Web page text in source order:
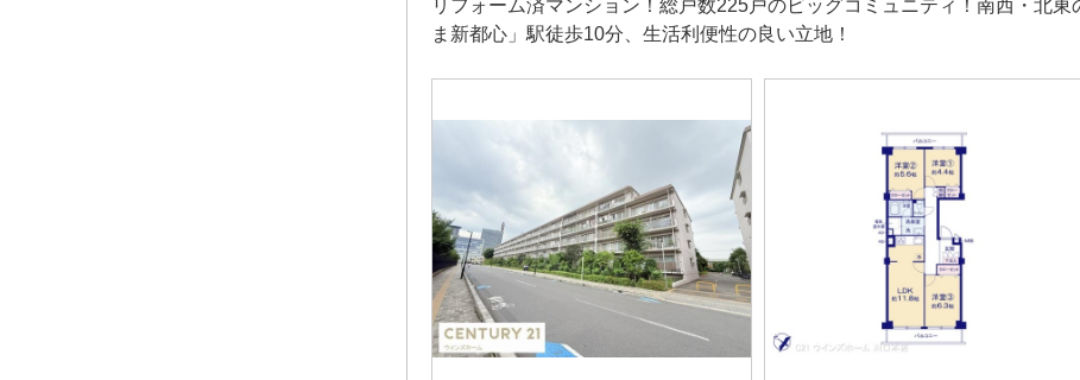
リフォーム済マンション！総戸数225戸のビッグコミュニティ！南西・北
ま新都心」駅徒歩10分、生活利便性の良い立地！